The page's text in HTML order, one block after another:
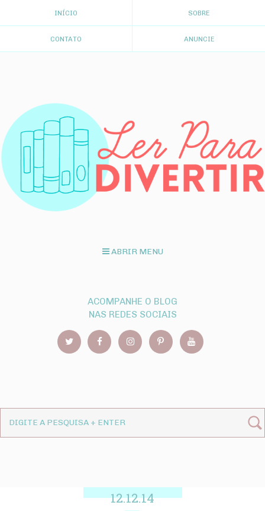
INÍCIO SOBRE
CONTATO ANUNCIE
ABRIR MENU
ACOMPANHE O BLOG
NAS REDES SOCIAIS
12.12.14